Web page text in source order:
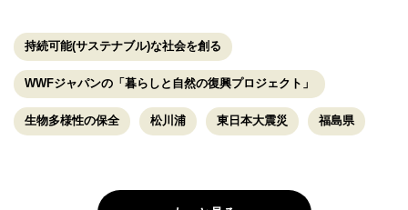
持続可能(サステナブル)な社会を創る
WWFジャパンの「暮らしと自然の復興プロジェクト」
生物多様性の保全 松川浦 東日本大震災 福島県